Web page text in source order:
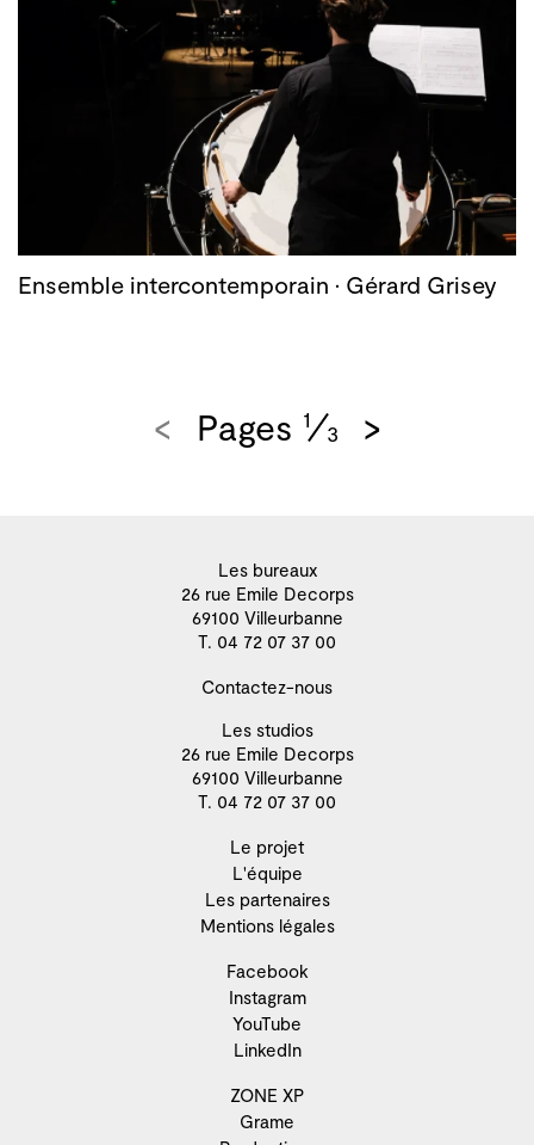
Ensemble intercontemporain · Gérard Grisey
< Pages 1
3 >
Les bureaux
26 rue Emile Decorps
69100 Villeurbanne
T. 04 72 07 37 00
Contactez-nous
Les studios
26 rue Emile Decorps
69100 Villeurbanne
T. 04 72 07 37 00
Le projet
L'équipe
Les partenaires
Mentions légales
Facebook
Instagram
YouTube
LinkedIn
ZONE XP
Grame